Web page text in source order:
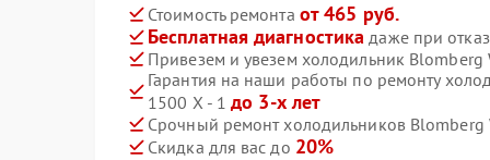
Стоимость ремонта от 465 руб.
Бесплатная диагностика даже при
Привезем и увезем холодильник Blomberg
Гарантия на наши работы по ремонту
1500 X - 1до 3-х лет
Срочный ремонт холодильников Blomberg
Скидка для вас до 20%